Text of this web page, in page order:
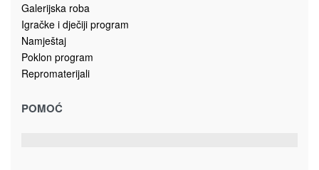
Galerijska roba
Igračke i dječiji program
Namještaj
Poklon program
Repromaterijali
POMOĆ